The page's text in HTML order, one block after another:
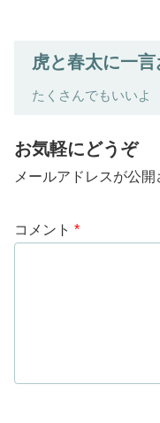
虎と春太に一
たくさんでもいいよ
お気軽にどうぞ
メールアドレスが公開
コメント *